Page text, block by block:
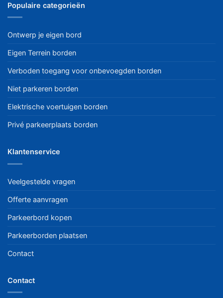
Populaire categorieën
Ontwerp je eigen bord
Eigen Terrein borden
Verboden toegang voor onbevoegden borden
Niet parkeren borden
Elektrische voertuigen borden
Privé parkeerplaats borden
Klantenservice
Veelgestelde vragen
Offerte aanvragen
Parkeerbord kopen
Parkeerborden plaatsen
Contact
Contact